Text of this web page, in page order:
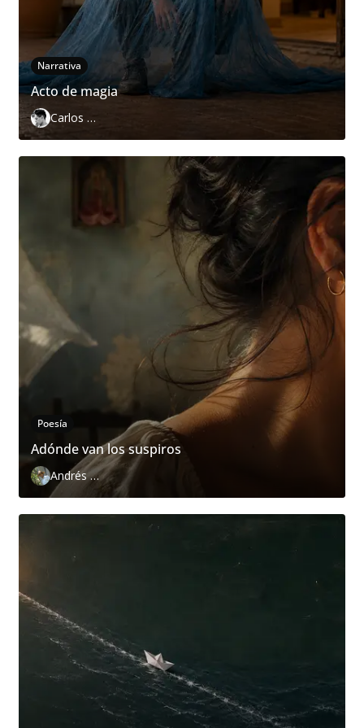
Narrativa
Acto de magia
Carlos Páramo López
Poesía
Adónde van los suspiros
Andrés Zurita Zafra